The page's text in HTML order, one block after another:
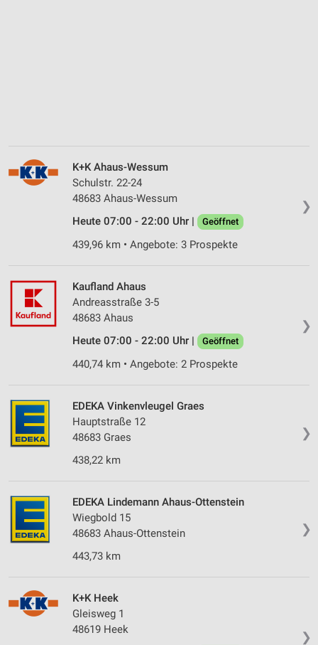
❯
K+K Ahaus-Wessum
Schulstr. 22-24
48683 Ahaus-Wessum
Heute 07:00 - 22:00 Uhr |
Geöffnet
439,96 km • Angebote: 3 Prospekte
❯
Kaufland Ahaus
Andreasstraße 3-5
48683 Ahaus
Heute 07:00 - 22:00 Uhr |
Geöffnet
440,74 km • Angebote: 2 Prospekte
❯
EDEKA Vinkenvleugel Graes
Hauptstraße 12
48683 Graes
438,22 km
❯
EDEKA Lindemann Ahaus-Ottenstein
Wiegbold 15
48683 Ahaus-Ottenstein
443,73 km
❯
K+K Heek
Gleisweg 1
48619 Heek